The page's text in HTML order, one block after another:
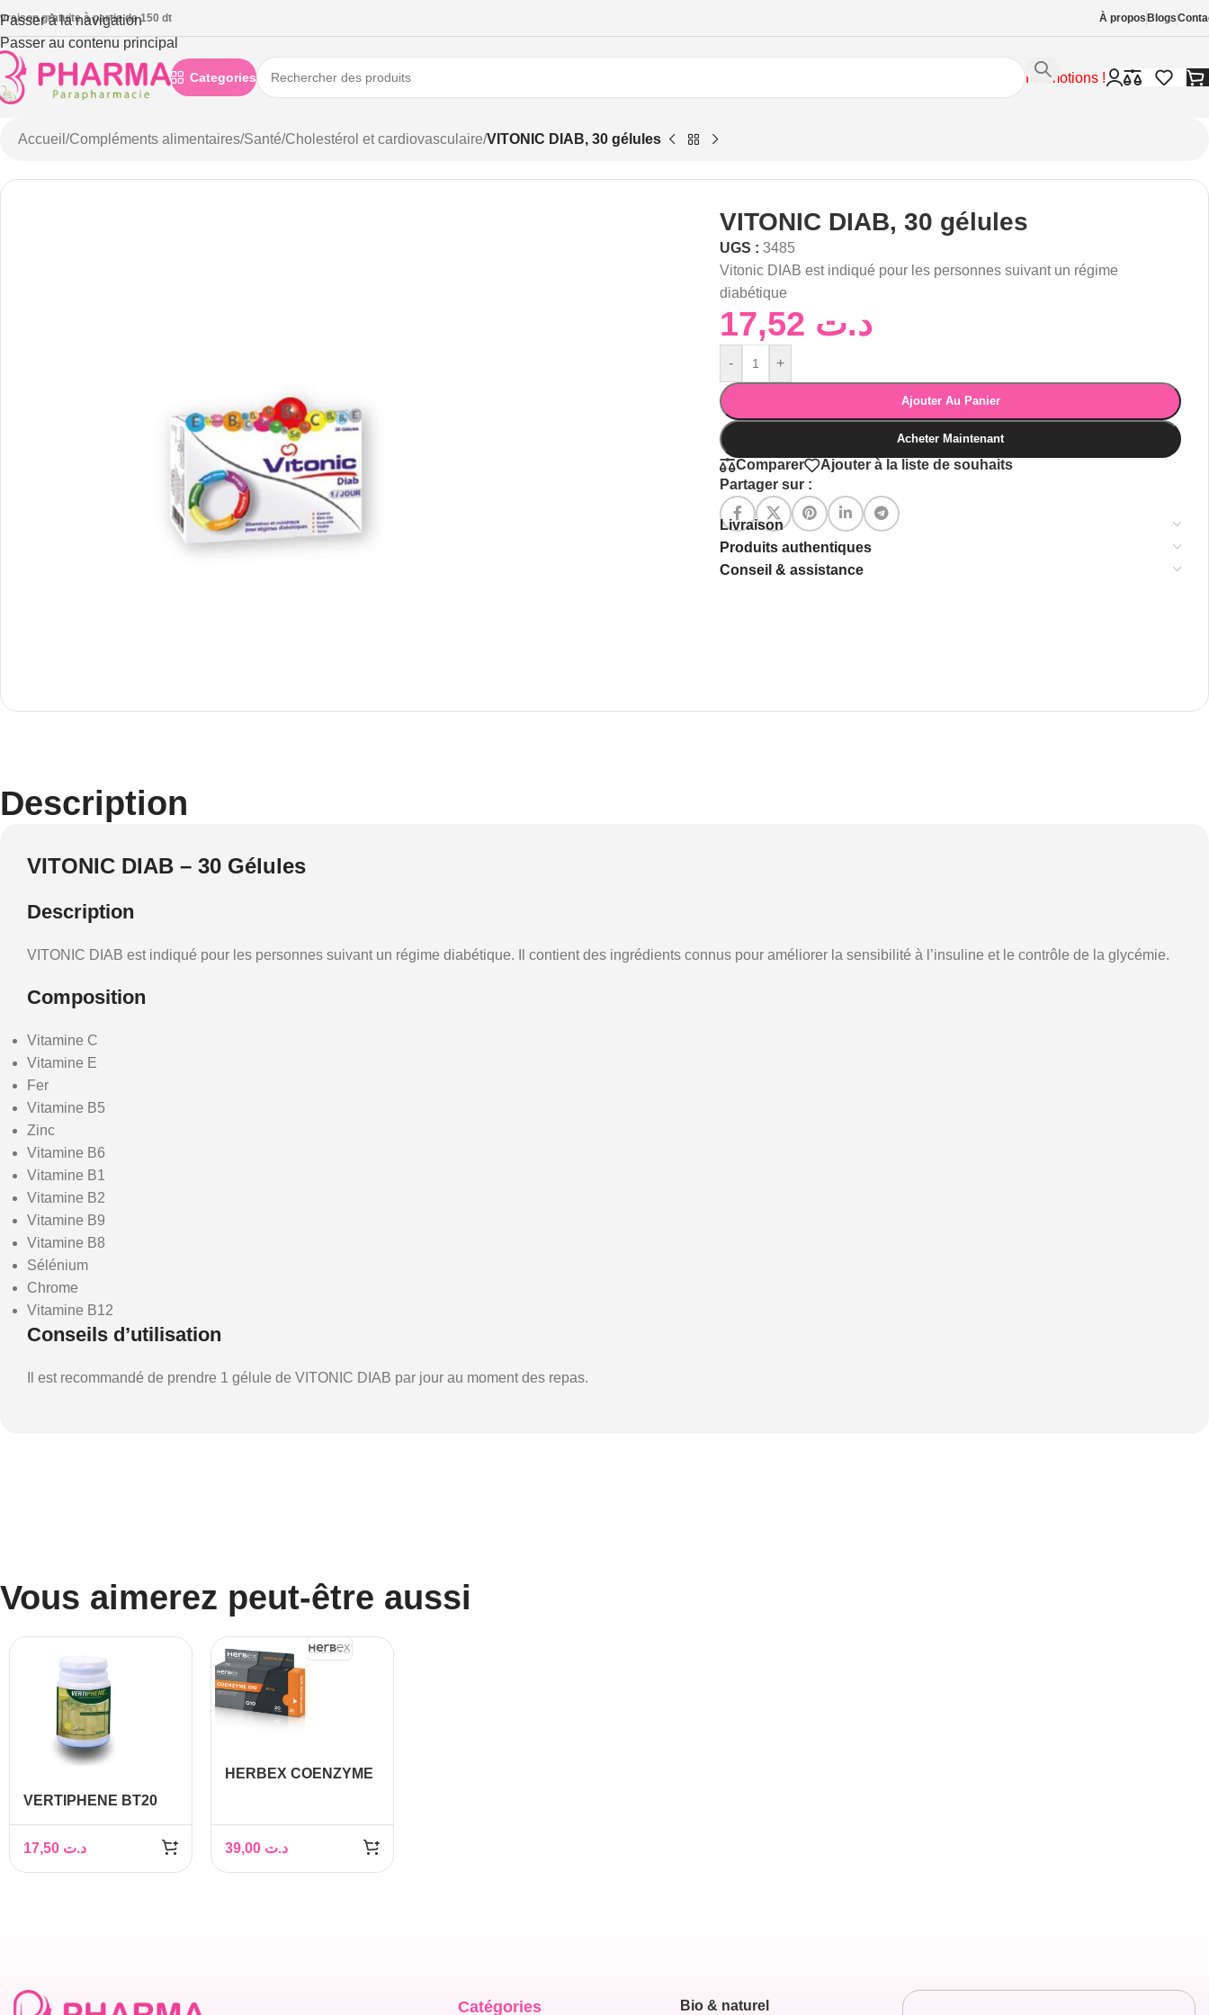
Passer à la navigation
Passer au contenu principal
gratuite à partie de 150 dt À propos Blogs
Categories Promotions !
Accueil /Compléments alimentaires/Santé/Cholestérol et cardiovasculaire/VITONIC DIAB, 30 gélules
VITONIC DIAB, 30 gélules
UGS :3485
Vitonic DIAB est indiqué pour les personnes suivant un régime
diabétique
د.ت
- +
Ajouter Au Panier
Acheter Maintenant
Comparer
Ajouter à la liste de souhaits
Partager sur :
Livraison
Produits authentiques
Conseil & assistance
Description
VITONIC DIAB – 30 Gélules
Description
VITONIC DIAB est indiqué pour les personnes suivant un régime diabétique. Il contient des ingrédients connus pour améliorer la sensibilité à l’insuline et le contrôle de la glycémie.
Composition
Vitamine C
Vitamine E
Fer
Vitamine B5
Zinc
Vitamine B6
Vitamine B1
Vitamine B2
Vitamine B9
Vitamine B8
Sélénium
Chrome
Vitamine B12
Conseils d’utilisation
Il est recommandé de prendre 1 gélule de VITONIC DIAB par jour au moment des repas.
Vous aimerez peut-être aussi
VERTIPHENE BT20
د.ت
HERBEX COENZYME
د.ت
Catégories Bio & naturel